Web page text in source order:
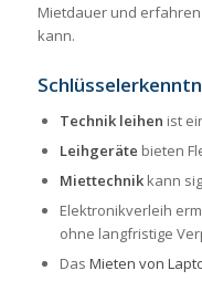
Mietdauer und
kann.
Technik leihen ist
Leihgeräte bieten
Miettechnikkann
Elektronikverleih
ohne langfristige
Das Mieten von